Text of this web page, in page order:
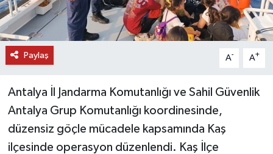
Paylaş A- A+
Antalya İl Jandarma Komutanlığı ve Sahil Güvenlik
Antalya Grup Komutanlığı koordinesinde,
düzensiz göçle mücadele kapsamında Kaş
ilçesinde operasyon düzenlendi. Kaş İlçe
TURİZM
RÖPORTAJ
YAZARLAR
RESMİ İLAN